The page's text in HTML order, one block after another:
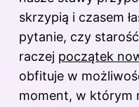
skrzypią i czasem
pytanie, czy
raczej początek
obfituje w
moment, w którym